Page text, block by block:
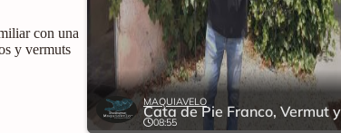
con una
y vermuts
MAQUIAVELO
08:55